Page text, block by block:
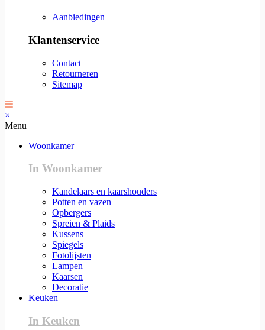
Aanbiedingen
Klantenservice
Contact
Retourneren
Sitemap
×
Menu
Woonkamer
In Woonkamer
Kandelaars en kaarshouders
Potten en vazen
Opbergers
Spreien & Plaids
Kussens
Spiegels
Fotolijsten
Lampen
Kaarsen
Decoratie
Keuken
In Keuken